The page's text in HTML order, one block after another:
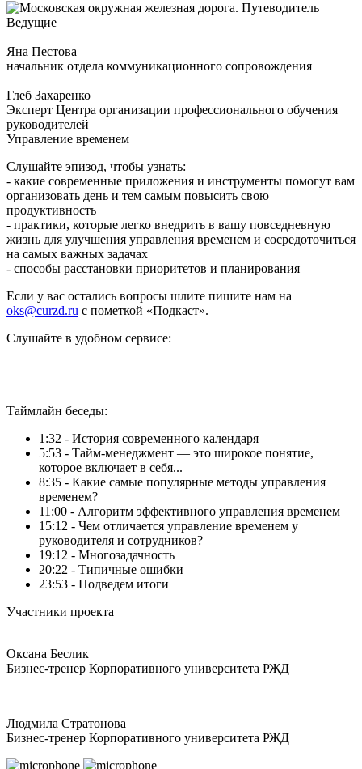
Ведущие
Яна Пестова
начальник отдела коммуникационного сопровождения
Глеб Захаренко
Эксперт Центра организации профессионального обучения
руководителей
Управление временем
Слушайте эпизод, чтобы узнать:
- какие современные приложения и инструменты помогут вам
организовать день и тем самым повысить свою
продуктивность
- практики, которые легко внедрить в вашу повседневную
жизнь для улучшения управления временем и сосредоточиться
на самых важных задачах
- способы расстановки приоритетов и планирования
Если у вас остались вопросы шлите пишите нам на
oks@curzd.ru с пометкой «Подкаст».
Слушайте в удобном сервисе:
Таймлайн беседы:
1:32 - История современного календаря
5:53 - Тайм-менеджмент — это широкое понятие,
которое включает в себя...
8:35 - Какие самые популярные методы управления
временем?
11:00 - Алгоритм эффективного управления временем
15:12 - Чем отличается управление временем у
руководителя и сотрудников?
19:12 - Многозадачность
20:22 - Типичные ошибки
23:53 - Подведем итоги
Участники проекта
Оксана Беслик
Бизнес-тренер Корпоративного университета РЖД
Людмила Стратонова
Бизнес-тренер Корпоративного университета РЖД